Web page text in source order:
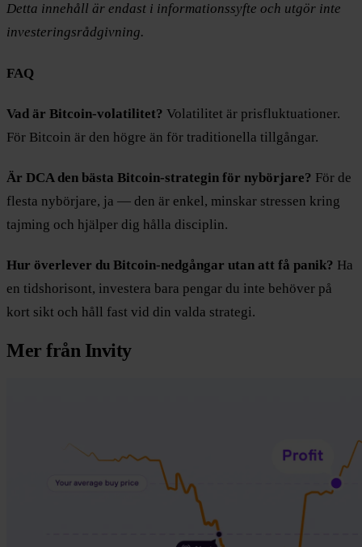
Detta innehåll är endast i informationssyfte och utgör inte
investeringsrådgivning.
FAQ
Vad är Bitcoin-volatilitet? Volatilitet är prisfluktuationer.
För Bitcoin är den högre än för traditionella tillgångar.
Är DCA den bästa Bitcoin-strategin för nybörjare? För de
flesta nybörjare, ja — den är enkel, minskar stressen kring
tajming och hjälper dig hålla disciplin.
Hur överlever du Bitcoin-nedgångar utan att få panik? Ha
en tidshorisont, investera bara pengar du inte behöver på
kort sikt och håll fast vid din valda strategi.
Mer från Invity